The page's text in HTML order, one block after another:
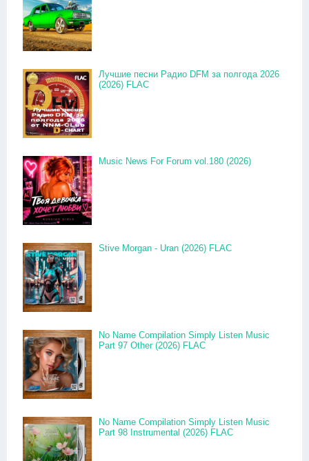
Лучшие песни Радио DFM за полгода 2026
(2026) FLAC
Music News For Forum vol.180 (2026)
Stive Morgan - Uran (2026) FLAC
No Name Compilation Simply Listen Music
Part 97 Other (2026) FLAC
No Name Compilation Simply Listen Music
Part 98 Instrumental (2026) FLAC